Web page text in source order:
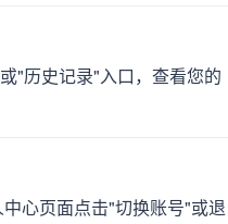
"历史记录"入口，查看您的
心页面点击"切换账号"或退